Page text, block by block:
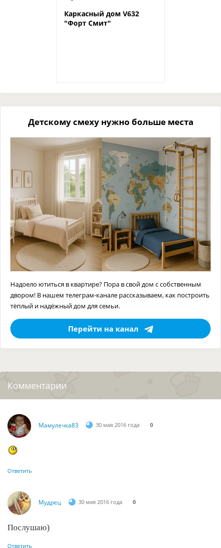
Каркасный дом V632
"Форт Смит"
Детскому смеху нужно больше места
Надоело ютиться в квартире? Пора в свой дом с собственным
двором! В нашем телеграм-канале рассказываем, как построить
тёплый и надёжный дом для семьи.
Перейти на канал
Комментарии
Мамулечка83 30 мая 2016 года 0
Ответить
Мудрец 30 мая 2016 года 0
Послушаю)
Ответить